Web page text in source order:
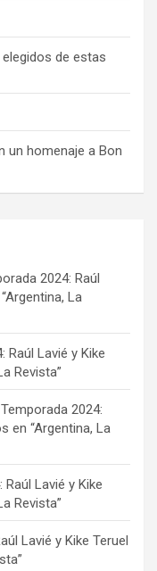
de estas
un homenaje a Bon
2024: Raúl
La
Raúl Lavié y Kike
Revista”
Temporada 2024:
en “Argentina, La
Lavié y Kike
Revista”
Lavié y Kike Teruel